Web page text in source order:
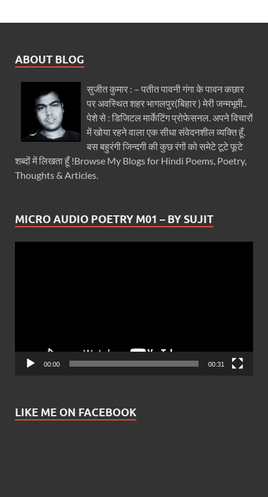
ABOUT BLOG
सुजीत कुमार : – पतीत पावनी गंगा के पावन कछार
पर अवस्थित शहर भागलपुर(बिहार ) मेरी जन्मभूमी..
पेशे से : डिजिटल मार्केटिंग प्रोफेसनल. अपने विचारों
में खोया रहने वाला एक सीधा संवेदनशील व्यक्ति हूँ.
बस बहुरंगी जिन्दगी की कुछ रंगों को समेटे टूटे फूटे
शब्दों में लिखता हूँ !Browse My Blogs for Hindi Poems, Poetry,
Thoughts & Articles.
MICRO AUDIO POETRY M01 – BY SUJIT
00:00 00:31
LIKE ME ON FACEBOOK